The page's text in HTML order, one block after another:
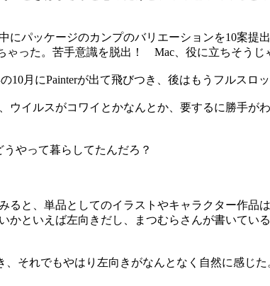
パッケージのカンプのバリエーションを10案提
ゃった。苦手意識を脱出！ Mac、役に立ちそうじ
月にPainterが出て飛びつき、後はもうフルスロッ
イルスがコワイとかなんとか、要するに勝手が
やって暮らしてたんだろ？
と、単品としてのイラストやキャラクター作品
といえば左向きだし、まつむらさんが書いてい
それでもやはり左向きがなんとなく自然に感じ